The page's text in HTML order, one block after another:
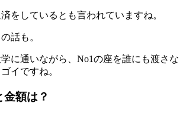
をしているとも言われていますね。
話も。
に通いながら、No1の座を誰にも渡さな
イですね。
額は？